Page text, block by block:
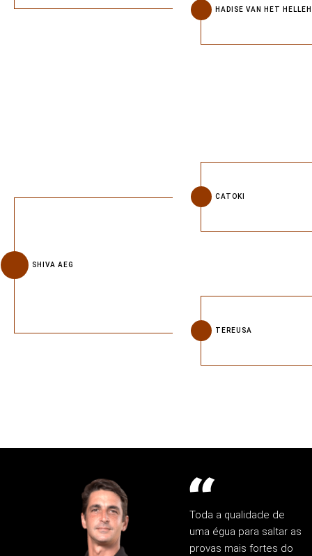
SHIVA AEG
HADISE VAN HET
CATOKI
TEREUSA
Toda a qualidade de
uma égua para saltar as
provas mais fortes do